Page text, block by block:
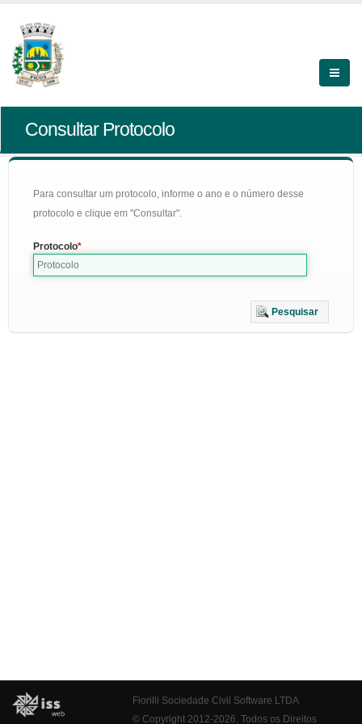
Consultar Protocolo
Para consultar um protocolo, informe o ano e o número desse
protocolo e clique em "Consultar".
Protocolo
Pesquisar
Fiorilli Sociedade Civil Software LTDA
© Copyright 2012-2026. Todos os Direitos